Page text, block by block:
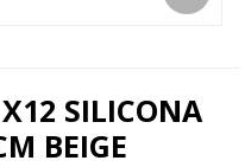
SILICONA
BEIGE